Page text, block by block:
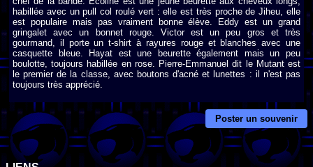
habillée avec un pull col roulé vert : elle est très proche de Jiheu, elle
est populaire mais pas vraiment bonne élève. Eddy est un grand
gringalet avec un bonnet rouge. Victor est un peu gros et très
gourmand, il porte un t-shirt à rayures rouge et blanches avec une
casquette bleue. Hayat est une beurette également mais un peu
boulotte, toujours habillée en rose. Pierre-Emmanuel dit le Mutant est
le premier de la classe, avec boutons d'acné et lunettes : il n'est pas
toujours très apprécié.
Poster un souvenir